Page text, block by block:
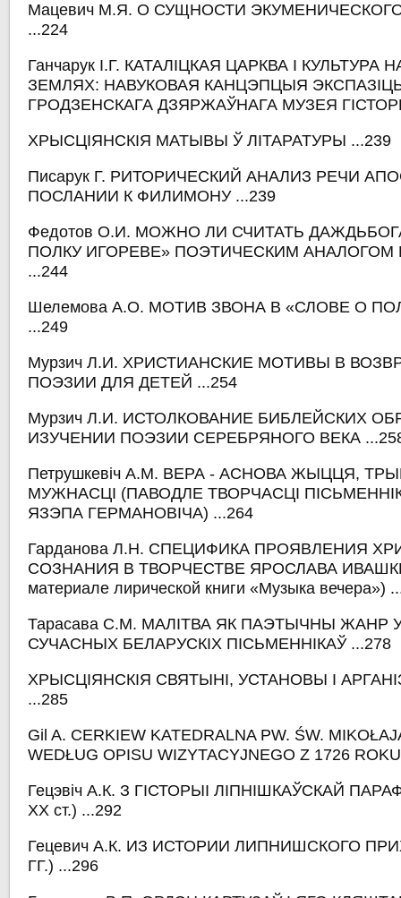
Мацевич М.Я. О СУЩНОСТИ
...224
Ганчарук І.Г. КАТАЛІЦКАЯ ЦАРКВА І КУЛЬТУРА
ЗЕМЛЯХ: НАВУКОВАЯ КАНЦЭПЦЫЯ
ГРОДЗЕНСКАГА ДЗЯРЖАЎНАГА МУЗЕЯ
ХРЫСЦІЯНСКІЯ МАТЫВЫ Ў ЛІТАРАТУРЫ ...239
Писарук Г. РИТОРИЧЕСКИЙ АНАЛИЗ РЕЧИ
ПОСЛАНИИ К ФИЛИМОНУ ...239
Федотов О.И. МОЖНО ЛИ СЧИТАТЬ
ПОЛКУ ИГОРЕВЕ» ПОЭТИЧЕСКИМ АНАЛОГОМ
...244
Шелемова А.О. МОТИВ ЗВОНА В «СЛОВЕ О
...249
Мурзич Л.И. ХРИСТИАНСКИЕ МОТИВЫ В
ПОЭЗИИ ДЛЯ ДЕТЕЙ ...254
Мурзич Л.И. ИСТОЛКОВАНИЕ БИБЛЕЙСКИХ
ИЗУЧЕНИИ ПОЭЗИИ СЕРЕБРЯНОГО ВЕКА
Петрушкевіч А.М. ВЕРА - АСНОВА ЖЫЦЦЯ,
МУЖНАСЦІ (ПАВОДЛЕ ТВОРЧАСЦІ
ЯЗЭПА ГЕРМАНОВІЧА) ...264
Гарданова Л.Н. СПЕЦИФИКА ПРОЯВЛЕНИЯ
СОЗНАНИЯ В ТВОРЧЕСТВЕ ЯРОСЛАВА
материале лирической книги «Музыка вечера»)
Тарасава С.М. МАЛІТВА ЯК ПАЭТЫЧНЫ ЖАНР
СУЧАСНЫХ БЕЛАРУСКІХ ПІСЬМЕННІКАЎ ...278
ХРЫСЦІЯНСКІЯ СВЯТЫНІ, УСТАНОВЫ І
...285
Gil A. CERKIEW KATEDRALNA PW. ŚW.
WEDŁUG OPISU WIZYTACYJNEGO Z 1726
Гецэвіч А.К. З ГІСТОРЫІ ЛІПНІШКАЎСКАЙ
XX ст.) ...292
Гецевич А.К. ИЗ ИСТОРИИ ЛИПНИШСКОГО
ГГ.) ...296